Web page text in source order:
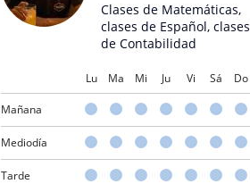
Clases de Matemáticas,
clases de Español, clases
de Contabilidad
Lu Ma Mi Ju Vi Sá Do
Mañana
Mediodía
Tarde